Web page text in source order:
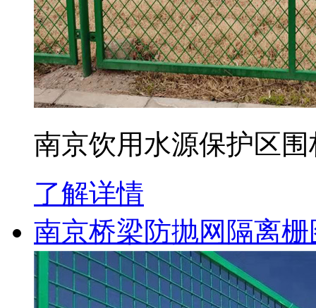
南京饮用水源保护区
了解详情
南京桥梁防抛网隔离栅